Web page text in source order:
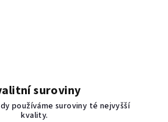
suroviny
používáme suroviny té nejvyšší
kvality.